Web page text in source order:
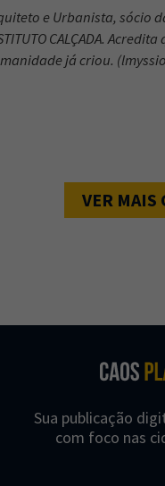
e Urbanista, sócio
CALÇADA.
já criou. (
VER MAIS
Sua publicação
com foco nas